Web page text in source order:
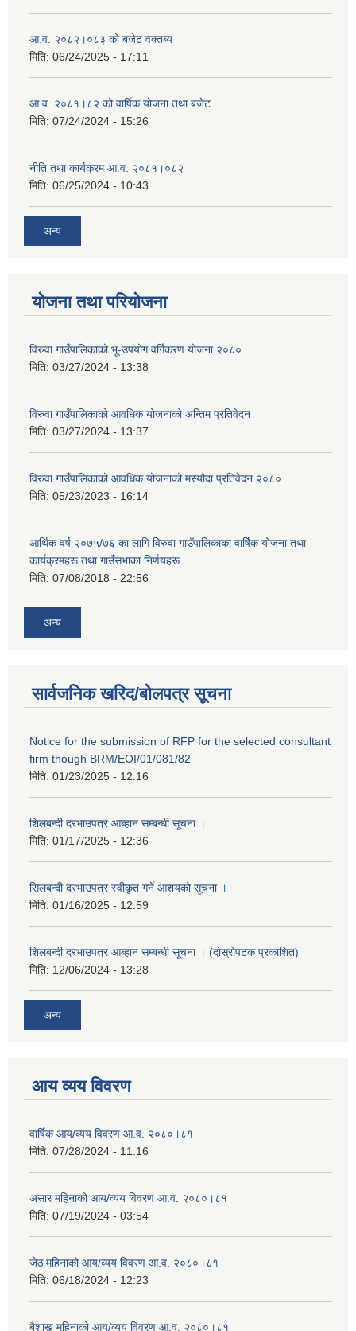
आ.व. २०८२।०८३ को बजेट वक्तब्य
मिति: 06/24/2025 - 17:11
आ.व. २०८१।८२ को वार्षिक योजना तथा बजेट
मिति: 07/24/2024 - 15:26
नीति तथा कार्यक्रम आ.व. २०८१।०८२
मिति: 06/25/2024 - 10:43
अन्य
योजना तथा परियोजना
विरुवा गाउँपालिकाको भू-उपयोग वर्गिकरण योजना २०८०
मिति: 03/27/2024 - 13:38
विरुवा गाउँपालिकाको आवधिक योजनाको अन्तिम प्रतिवेदन
मिति: 03/27/2024 - 13:37
विरुवा गाउँपालिकाको आवधिक योजनाको मस्यौदा प्रतिवेदन २०८०
मिति: 05/23/2023 - 16:14
आर्थिक वर्ष २०७५/७६ का लागि विरुवा गाउँपालिकाका वार्षिक योजना तथा
कार्यक्रमहरू तथा गाउँसभाका निर्णयहरू
मिति: 07/08/2018 - 22:56
अन्य
सार्वजनिक खरिद/बोलपत्र सूचना
Notice for the submission of RFP for the selected consultant
firm though BRM/EOI/01/081/82
मिति: 01/23/2025 - 12:16
शिलबन्दी दरभाउपत्र आब्हान सम्बन्धी सूचना ।
मिति: 01/17/2025 - 12:36
सिलबन्दी दरभाउपत्र स्वीकृत गर्ने आशयको सूचना ।
मिति: 01/16/2025 - 12:59
शिलबन्दी दरभाउपत्र आब्हान सम्बन्धी सूचना । (दोस्रोपटक प्रकाशित)
मिति: 12/06/2024 - 13:28
अन्य
आय व्यय विवरण
वार्षिक आय/व्यय विवरण आ.व. २०८०।८१
मिति: 07/28/2024 - 11:16
असार महिनाको आय/व्यय विवरण आ.व. २०८०।८१
मिति: 07/19/2024 - 03:54
जेठ महिनाको आय/व्यय विवरण आ.व. २०८०।८१
मिति: 06/18/2024 - 12:23
बैशाख महिनाको आय/व्यय विवरण आ.व. २०८०।८१